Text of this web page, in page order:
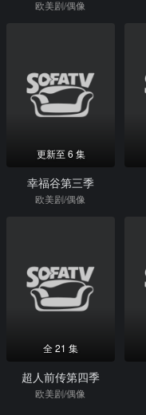
欧美剧/偶像
更新至 6 集
幸福谷第三季
欧美剧/偶像
全 21 集
超人前传第四季
欧美剧/偶像